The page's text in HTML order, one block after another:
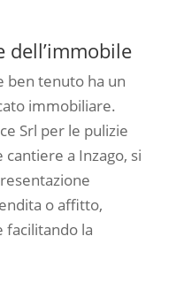
dell’immobile
ben tenuto ha un
immobiliare.
Srl per le pulizie
a Inzago, si
o affitto,
facilitando la